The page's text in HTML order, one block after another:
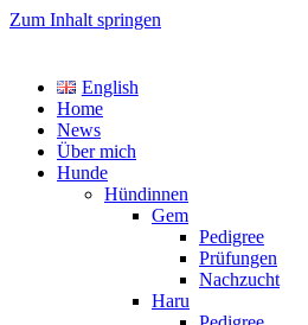
Zum Inhalt springen
TreasureYarden's
Labrador Retriever Zucht im DRC
English
Home
News
Über mich
Hunde
Hündinnen
Gem
Pedigree
Prüfungen
Nachzucht
Haru